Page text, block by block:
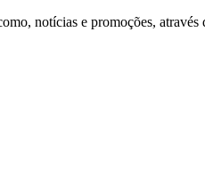
notícias e promoções, através